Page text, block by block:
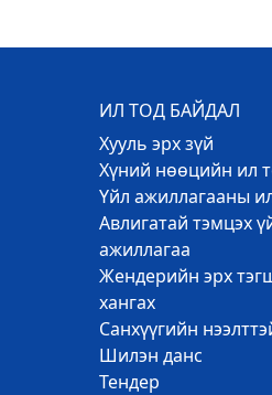
ИЛ ТОД БАЙДАЛ
Хууль эрх зүй
Хүний нөөцийн ил
Үйл ажиллагааны
Авлигатай тэмцэх
ажиллагаа
Жендерийн эрх
хангах
Санхүүгийн
Шилэн данс
Тендер